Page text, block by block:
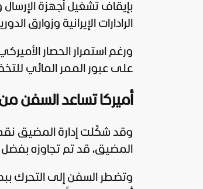
بإيقاف تشغيل أجهزة الإرسال
الرادارات الإيرانية وزوارق
ورغم استمرار الحصار
على عبور الممر المائي
أميركا تساعد السفن
وقد شكّلت إدارة المضيق
المضيق، قد تم تجاوزه بفضل
وتضطر السفن إلى التحرك